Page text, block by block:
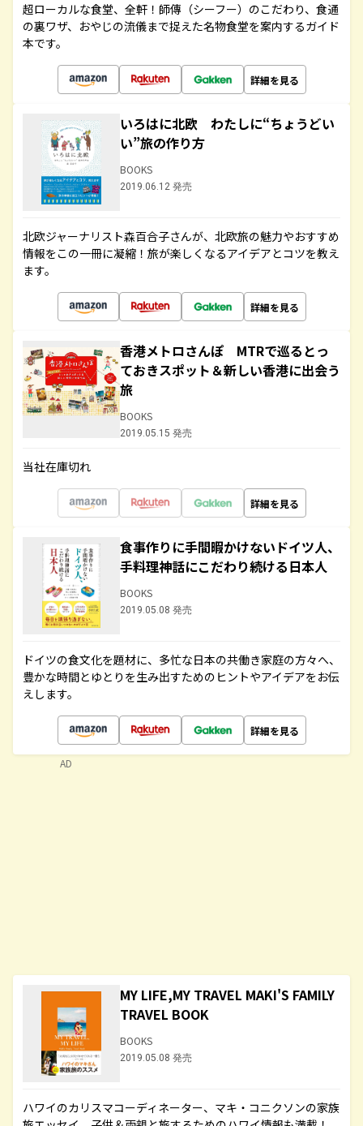
超ローカルな食堂、全軒！師傳（シーフー）のこだわり、食通
の裏ワザ、おやじの流儀まで捉えた名物食堂を案内するガイド
本です。
詳細を見る
いろはに北欧 わたしに“ちょうどい
い”旅の作り方
BOOKS
2019.06.12 発売
北欧ジャーナリスト森百合子さんが、北欧旅の魅力やおすすめ
情報をこの一冊に凝縮！旅が楽しくなるアイデアとコツを教え
ます。
詳細を見る
香港メトロさんぽ MTRで巡るとっ
ておきスポット＆新しい香港に出会う
旅
BOOKS
2019.05.15 発売
当社在庫切れ
詳細を見る
食事作りに手間暇かけないドイツ人、
手料理神話にこだわり続ける日本人
BOOKS
2019.05.08 発売
ドイツの食文化を題材に、多忙な日本の共働き家庭の方々へ、
豊かな時間とゆとりを生み出すためのヒントやアイデアをお伝
えします。
詳細を見る
MY LIFE,MY TRAVEL MAKI'S FAMILY
TRAVEL BOOK
BOOKS
2019.05.08 発売
ハワイのカリスマコーディネーター、マキ・コニクソンの家族
AD